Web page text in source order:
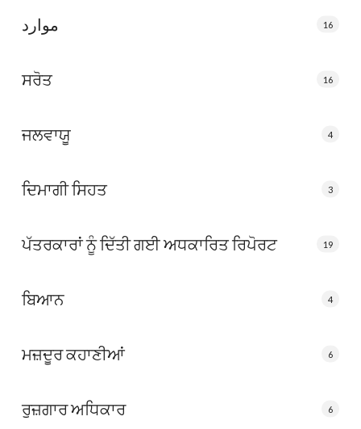
موارد 16
ਸਰੋਤ 16
ਜਲਵਾਯੂ 4
ਦਿਮਾਗੀ ਸਿਹਤ 3
ਪੱਤਰਕਾਰਾਂ ਨੂੰ ਦਿੱਤੀ ਗਈ ਅਧਕਾਰਿਤ ਰਿਪੋਰਟ 19
ਬਿਆਨ 4
ਮਜ਼ਦੂਰ ਕਹਾਣੀਆਂ 6
ਰੁਜ਼ਗਾਰ ਅਧਿਕਾਰ 6